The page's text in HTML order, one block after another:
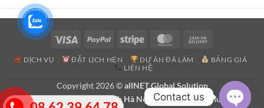
Visa PayPal Stripe MasterCard
Delivery
DỊCH VỤ ĐẶT LỊCH HẸN DỰ ÁN ĐÃ LÀM
BẢNG GIÁ
LIÊN HỆ
Copyright 2026 ©allNET Global Solution
47 P. Nguyen Hoàng, Mỹ Đình Hà Nội - Hoa Lan Phu Nhuan HCM
Contact us